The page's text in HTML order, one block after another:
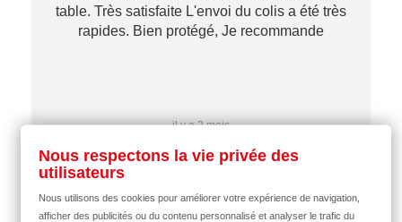
table. Très satisfaite L'envoi du colis a été très
rapides. Bien protégé, Je recommande
il y a 2 mois
Nous respectons la vie privée des
utilisateurs
Nous utilisons des cookies pour améliorer votre expérience de navigation,
afficher des publicités ou du contenu personnalisé et analyser le trafic du